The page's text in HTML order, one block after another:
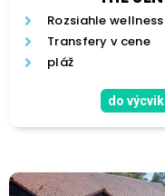
Rozsiahle
Transfery v cene
pláž
do